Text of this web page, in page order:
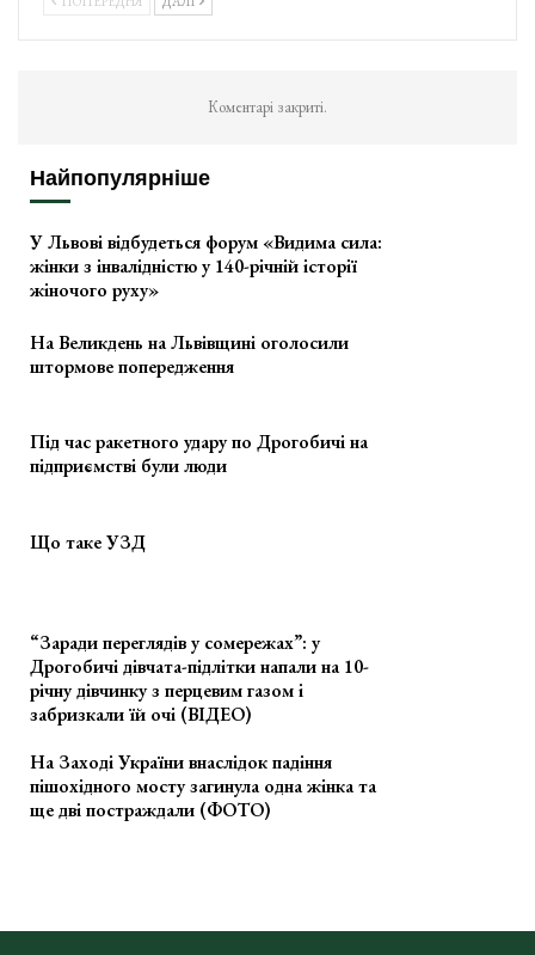
Коментарі закриті.
Найпопулярніше
У Львові відбудеться форум «Видима сила:
жінки з інвалідністю у 140-річній історії
жіночого руху»
На Великдень на Львівщині оголосили
штормове попередження
Під час ракетного удару по Дрогобичі на
підприємстві були люди
Що таке УЗД
“Заради переглядів у сомережах”: у
Дрогобичі дівчата-підлітки напали на 10-
річну дівчинку з перцевим газом і
забризкали їй очі (ВІДЕО)
На Заході України внаслідок падіння
пішохідного мосту загинула одна жінка та
ще дві постраждали (ФОТО)